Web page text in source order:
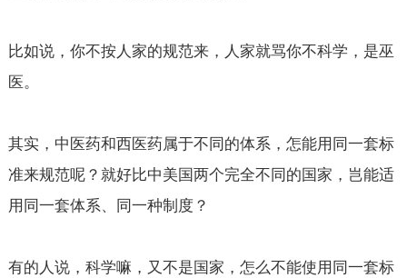
比如说，你不按人家的规范来，人家就骂你不科学，是巫
医。
其实，中医药和西医药属于不同的体系，怎能用同一套标
准来规范呢？就好比中美国两个完全不同的国家，岂能适
用同一套体系、同一种制度？
有的人说，科学嘛，又不是国家，怎么不能使用同一套标